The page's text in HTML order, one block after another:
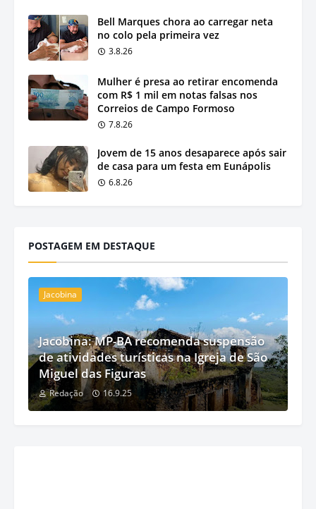
Bell Marques chora ao carregar neta
no colo pela primeira vez
3.8.26
Mulher é presa ao retirar encomenda
com R$ 1 mil em notas falsas nos
Correios de Campo Formoso
7.8.26
Jovem de 15 anos desaparece após sair
de casa para um festa em Eunápolis
6.8.26
POSTAGEM EM DESTAQUE
Jacobina
Jacobina: MP-BA recomenda suspensão
de atividades turísticas na Igreja de São
Miguel das Figuras
Redação 16.9.25